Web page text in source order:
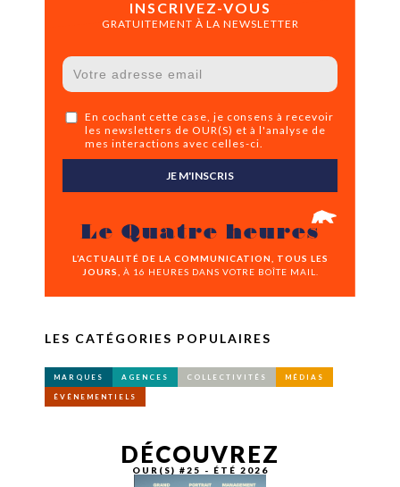
INSCRIVEZ-VOUS
GRATUITEMENT À LA NEWSLETTER
En cochant cette case, je consens à recevoir
les newsletters de OUR(S) et à l'analyse de
mes interactions avec celles-ci.
JE M'INSCRIS
Le Quatre heures
L’ACTUALITÉ DE LA COMMUNICATION, TOUS LES
JOURS,
À 16 HEURES DANS VOTRE BOÎTE MAIL.
LES CATÉGORIES POPULAIRES
MARQUES AGENCES COLLECTIVITÉS MÉDIAS
ÉVÉNEMENTIELS
DÉCOUVREZ
OUR(S) #25 - ÉTÉ 2026